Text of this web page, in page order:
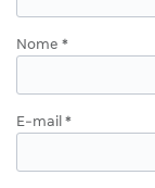
Nome *
E-mail *